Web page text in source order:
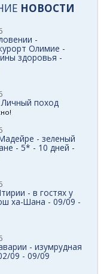
НОВОСТИ
-
Олимие -
здоровья -
поход
- зеленый
- 5* - 10 дней -
- в гостях у
ха-Шана - 09/09 -
- изумрудная
09 - 09/09